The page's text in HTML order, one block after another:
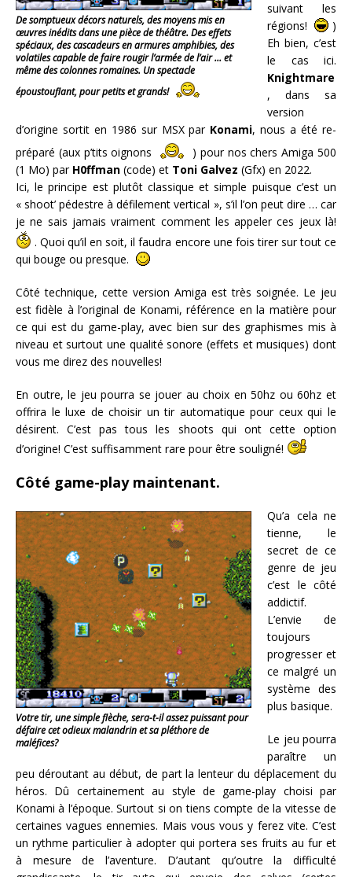
De somptueux décors naturels, des moyens mis en
œuvres inédits dans une pièce de théâtre. Des effets
spéciaux, des cascadeurs en armures amphibies, des
volatiles capable de faire rougir l’armée de l’air … et
même des colonnes romaines. Un spectacle
époustouflant, pour petits et grands!
suivant les
régions!
)
Eh bien, c’est
le cas ici.
Knightmare
, dans sa
version
d’origine sortit en 1986 sur MSX par Konami, nous a été re-
préparé (aux p’tits oignons
) pour nos chers Amiga 500
(1 Mo) par H0ffman (code) et Toni Galvez (Gfx) en 2022.
Ici, le principe est plutôt classique et simple puisque c’est un
« shoot’ pédestre à défilement vertical », s’il l’on peut dire … car
je ne sais jamais vraiment comment les appeler ces jeux là!
. Quoi qu’il en soit, il faudra encore une fois tirer sur tout ce
qui bouge ou presque.
Côté technique, cette version Amiga est très soignée. Le jeu
est fidèle à l’original de Konami, référence en la matière pour
ce qui est du game-play, avec bien sur des graphismes mis à
niveau et surtout une qualité sonore (effets et musiques) dont
vous me direz des nouvelles!
En outre, le jeu pourra se jouer au choix en 50hz ou 60hz et
offrira le luxe de choisir un tir automatique pour ceux qui le
désirent. C’est pas tous les shoots qui ont cette option
d’origine! C’est suffisamment rare pour être souligné!
Côté game-play maintenant.
Votre tir, une simple flèche, sera-t-il assez puissant pour
défaire cet odieux malandrin et sa pléthore de
maléfices?
Qu’a cela ne
tienne, le
secret de ce
genre de jeu
c’est le côté
addictif.
L’envie de
toujours
progresser et
ce malgré un
système des
plus basique.
Le jeu pourra
paraître un
peu déroutant au début, de part la lenteur du déplacement du
héros. Dû certainement au style de game-play choisi par
Konami à l’époque. Surtout si on tiens compte de la vitesse de
certaines vagues ennemies. Mais vous vous y ferez vite. C’est
un rythme particulier à adopter qui portera ses fruits au fur et
à mesure de l’aventure. D’autant qu’outre la difficulté